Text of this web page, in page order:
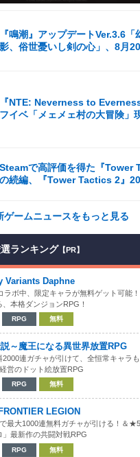
『鳴潮』アップデートVer.3.6
影、俗世憂いし剣の心」、8月
『NTE: Neverness to
フイベ「メェメェ村の大冒険」
Steamで高評価を得た『Tower
の続編、『Tower Tactics 2』
ゲームニュースをもっと見る
ランキング 【PR】
Variants Daphne
ラボ中、限定キャラが無料ゲット可能
本格ダンジョンRPG！
RPG 無料
説～魔王になる異世界放置RPG
2000連ガチャが引けて、全恒常キャラ
営のドット絵放置RPG
RPG 無料
LEGION
最大1000連無料ガチャが引ける！＆★5
」最新作の共闘対戦RPG
RPG 無料